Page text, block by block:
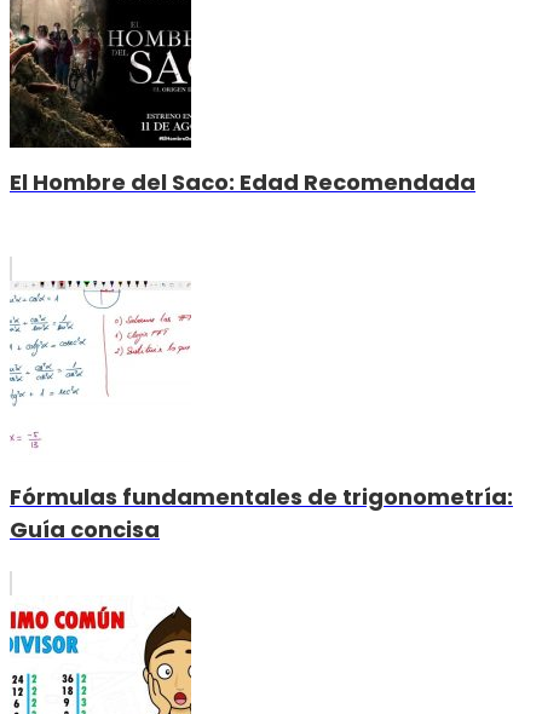
El Hombre del Saco: Edad Recomendada
Fórmulas fundamentales de trigonometría:
Guía concisa